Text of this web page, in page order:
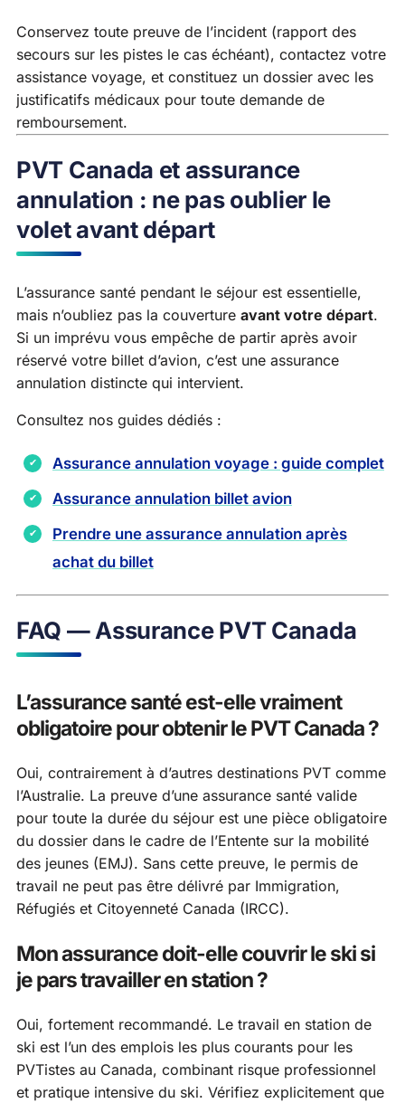
Conservez toute preuve de l’incident (rapport des
secours sur les pistes le cas échéant), contactez votre
assistance voyage, et constituez un dossier avec les
justificatifs médicaux pour toute demande de
remboursement.
PVT Canada et assurance
annulation : ne pas oublier le
volet avant départ
L’assurance santé pendant le séjour est essentielle,
mais n’oubliez pas la couverture avant votre départ.
Si un imprévu vous empêche de partir après avoir
réservé votre billet d’avion, c’est une assurance
annulation distincte qui intervient.
Consultez nos guides dédiés :
Assurance annulation voyage : guide complet
Assurance annulation billet avion
Prendre une assurance annulation après
achat du billet
FAQ — Assurance PVT Canada
L’assurance santé est-elle vraiment
obligatoire pour obtenir le PVT Canada ?
Oui, contrairement à d’autres destinations PVT comme
l’Australie. La preuve d’une assurance santé valide
pour toute la durée du séjour est une pièce obligatoire
du dossier dans le cadre de l’Entente sur la mobilité
des jeunes (EMJ). Sans cette preuve, le permis de
travail ne peut pas être délivré par Immigration,
Réfugiés et Citoyenneté Canada (IRCC).
Mon assurance doit-elle couvrir le ski si
je pars travailler en station ?
Oui, fortement recommandé. Le travail en station de
ski est l’un des emplois les plus courants pour les
PVTistes au Canada, combinant risque professionnel
et pratique intensive du ski. Vérifiez explicitement que